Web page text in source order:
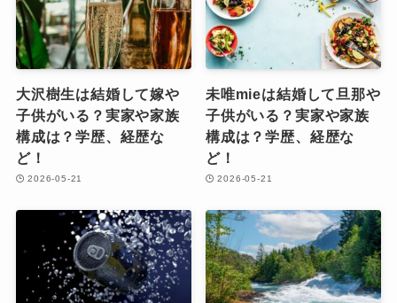
大沢樹生は結婚して嫁や
子供がいる？実家や家族
構成は？学歴、経歴な
ど！
2026-05-21
未唯mieは結婚して旦那や
子供がいる？実家や家族
構成は？学歴、経歴な
ど！
2026-05-21